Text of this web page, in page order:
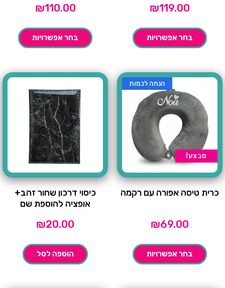
₪119.00
בחר אפשרויות
₪110.00
בחר אפשרויות
מבצע!
הנחה לכמות
כרית טיסה אפורה עם רקמה
₪69.00
בחר אפשרויות
כיסוי דרכון שחור זהב+
אופציה להוספת שם
₪20.00
הוספה לסל